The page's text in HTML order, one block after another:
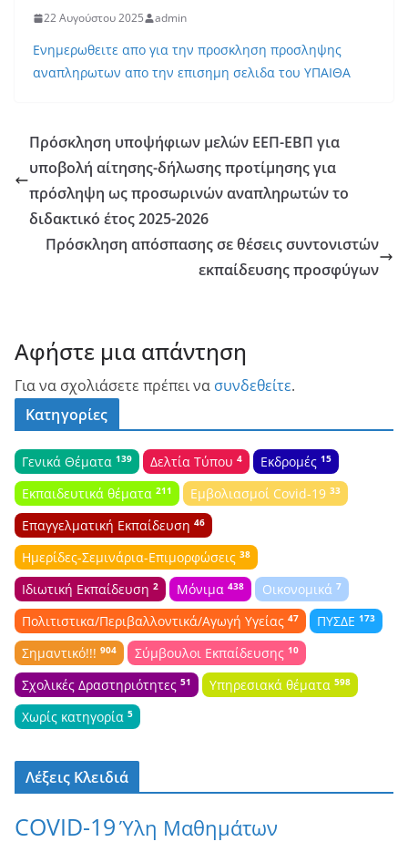
22 Αυγούστου 2025 admin
Ενημερωθειτε απο για την προσκληση προσληψης
αναπληρωτων απο την επισημη σελιδα του ΥΠΑΙΘΑ
Πρόσκληση υποψήφιων μελών ΕΕΠ-ΕΒΠ για
υποβολή αίτησης-δήλωσης προτίμησης για
πρόσληψη ως προσωρινών αναπληρωτών το
διδακτικό έτος 2025-2026
Πρόσκληση απόσπασης σε θέσεις συντονιστών
εκπαίδευσης προσφύγων
Αφήστε μια απάντηση
Για να σχολιάσετε πρέπει να συνδεθείτε.
Κατηγορίες
Γενικά Θέματα 139 Δελτία Τύπου 4 Εκδρομές 15
Εκπαιδευτικά θέματα 211 Εμβολιασμοί Covid-19 33
Επαγγελματική Εκπαίδευση 46
Ημερίδες-Σεμινάρια-Επιμορφώσεις 38
Ιδιωτική Εκπαίδευση 2 Μόνιμα 438 Οικονομικά 7
Πολιτιστικα/Περιβαλλοντικά/Αγωγή Υγείας 47 ΠΥΣΔΕ 173
Σημαντικό!!! 904 Σύμβουλοι Εκπαίδευσης 10
Σχολικές Δραστηριότητες 51 Υπηρεσιακά θέματα 598
Χωρίς κατηγορία 5
Λέξεις Κλειδιά
COVID-19Ύλη Μαθημάτων